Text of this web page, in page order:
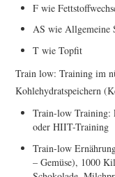
LAUFTREFF
TRAINING
KONTAKT,
DATENSCHUTZ
F wie
AS wie Allgemeine
T wie Topfit
Train low: Training im
Kohlehydratspeichern
Train-low Training:
oder HIIT-Training
Train-low
– Gemüse), 1000